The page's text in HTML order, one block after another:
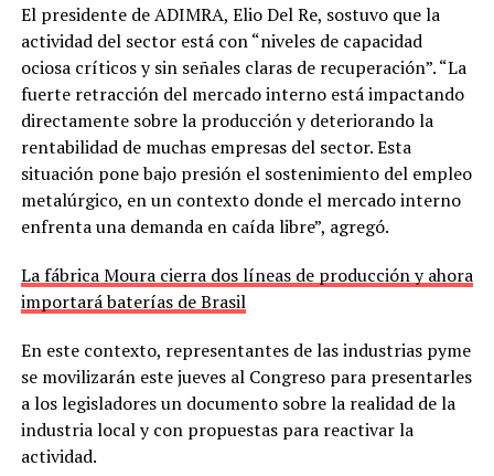
El presidente de ADIMRA, Elio Del Re, sostuvo que la
actividad del sector está con “niveles de capacidad
ociosa críticos y sin señales claras de recuperación”. “La
fuerte retracción del mercado interno está impactando
directamente sobre la producción y deteriorando la
rentabilidad de muchas empresas del sector. Esta
situación pone bajo presión el sostenimiento del empleo
metalúrgico, en un contexto donde el mercado interno
enfrenta una demanda en caída libre”, agregó.
La fábrica Moura cierra dos líneas de producción y ahora
importará baterías de Brasil
En este contexto, representantes de las industrias pyme
se movilizarán este jueves al Congreso para presentarles
a los legisladores un documento sobre la realidad de la
industria local y con propuestas para reactivar la
actividad.